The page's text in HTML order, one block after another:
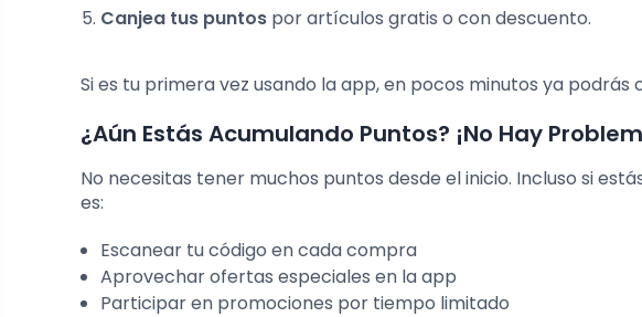
Canjea tus puntos por artículos gratis o con descuento.
Si es tu primera vez usando la app, en pocos minutos ya
¿Aún Estás Acumulando Puntos? ¡No Hay
No necesitas tener muchos puntos desde el inicio. Incluso si
es:
Escanear tu código en cada compra
Aprovechar ofertas especiales en la app
Participar en promociones por tiempo limitado